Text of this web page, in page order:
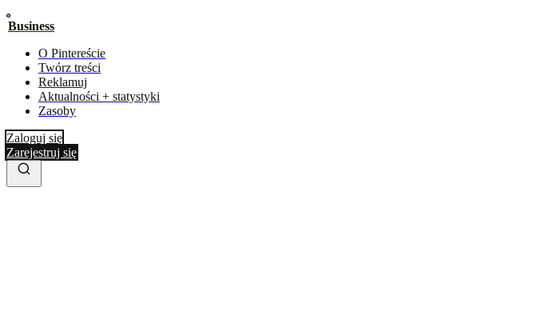
Business
O Pintereście
Twórz treści
Reklamuj
Aktualności + statystyki
Zasoby
Zaloguj się
Zarejestruj się